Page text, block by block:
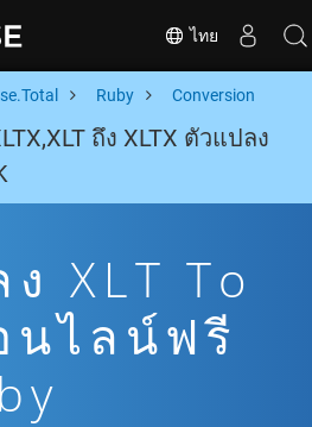
ไทย
Ruby Conversion
ถึง XLTX ตัวแปลง
XLT To
นไลน์ฟรี